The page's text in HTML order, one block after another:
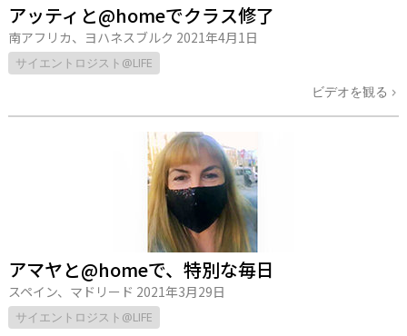
アッティと@homeでクラス修了
南アフリカ、ヨハネスブルク 2021年4月1日
サイエントロジスト@LIFE
ビデオを観る
アマヤと@homeで、特別な毎日
スペイン、マドリード 2021年3月29日
サイエントロジスト@LIFE